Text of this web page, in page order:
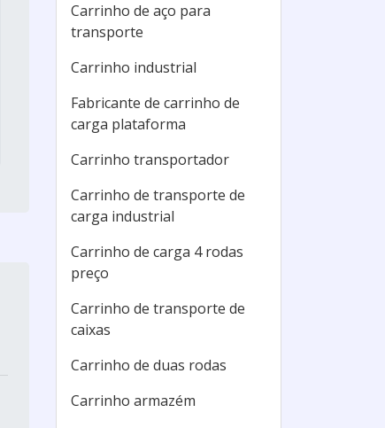
Carrinho de aço para
transporte
Carrinho industrial
Fabricante de carrinho de
carga plataforma
Carrinho transportador
Carrinho de transporte de
carga industrial
Carrinho de carga 4 rodas
preço
Carrinho de transporte de
caixas
Carrinho de duas rodas
Carrinho armazém